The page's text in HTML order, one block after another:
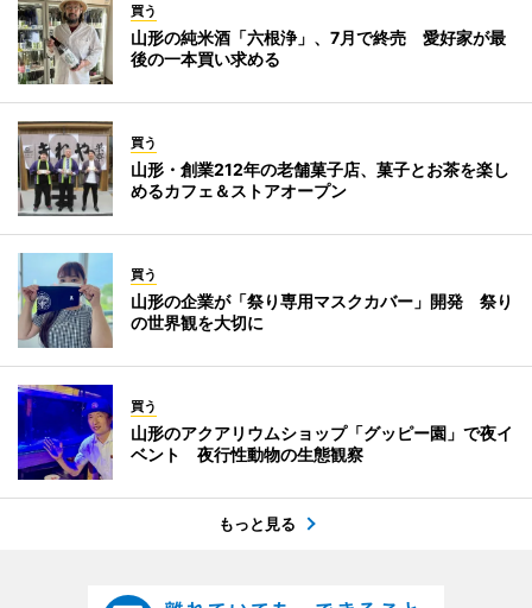
買う
山形の純米酒「六根浄」、7月で終売 愛好家が最
後の一本買い求める
買う
山形・創業212年の老舗菓子店、菓子とお茶を楽し
めるカフェ＆ストアオープン
買う
山形の企業が「祭り専用マスクカバー」開発 祭り
の世界観を大切に
買う
山形のアクアリウムショップ「グッピー園」で夜イ
ベント 夜行性動物の生態観察
もっと見る